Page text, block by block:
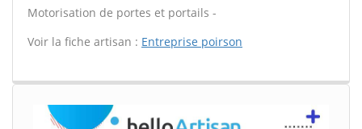
Motorisation de portes et portails -
Voir la fiche artisan : Entreprise poirson